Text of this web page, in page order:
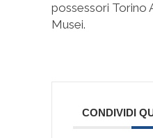
possessori Torino
Musei.
CONDIVIDI